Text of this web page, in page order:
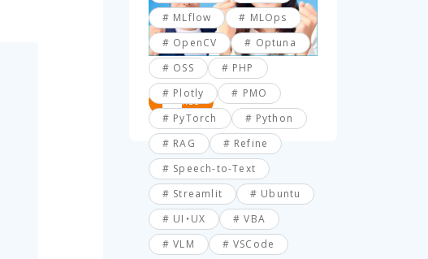
MLflow
MLOps
OpenCV
Optuna
OSS
PHP
Plotly
PMO
PyTorch
Python
RAG
Refine
Speech-to-Text
Streamlit
Ubuntu
UI・UX
VBA
VLM
VSCode
RSS